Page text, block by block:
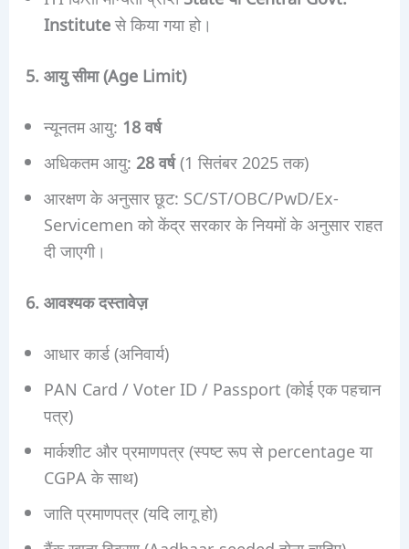
Instituteसे किया गया हो।
5. आयु सीमा (Age Limit)
न्यूनतम आयु: 18 वर्ष
अधिकतम आयु: 28 वर्ष(1 सितंबर 2025 तक)
आरक्षण के अनुसार छूट: SC/ST/OBC/PwD/Ex-
Servicemen को केंद्र सरकार के नियमों के अनुसार राहत
दी जाएगी।
6. आवश्यक दस्तावेज़
आधार कार्ड (अनिवार्य)
PAN Card / Voter ID / Passport (कोई एक पहचान
पत्र)
मार्कशीट और प्रमाणपत्र (स्पष्ट रूप से percentage या
CGPA के साथ)
जाति प्रमाणपत्र (यदि लागू हो)